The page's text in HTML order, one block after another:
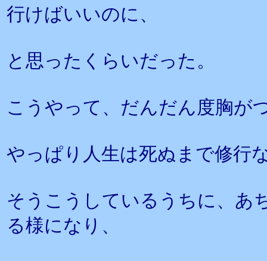
行けばいいのに、
と思ったくらいだった。
こうやって、だんだん度胸が
やっぱり人生は死ぬまで修行
そうこうしているうちに、あ
る様になり、